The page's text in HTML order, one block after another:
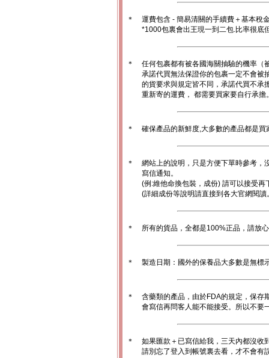
＊
運費包含 - 簡易清關的手續費＋基本稅
*1000包裏會出王現一到二包.比率很底
＊
任何包裹都有被各國海關抽驗的機率（
承諾代買無法保證你的包裹一定不會被
的貨要求與規定皆不同，承諾代買不承
重新寄的運費， 都需要買家要自行承擔
＊ 確保產品的新鮮度,大多數的產品都是
＊
網站上的說明，只是方便下單時參考，
寫信通知。
(例:維他命換包裝，成份) 請可以接受再
(詳細成份等說明請直接到各大官網閱讀
＊ 所有的貨品，全都是100%正品，請放
＊ 製造日期：國外的保養品大多數是無標
＊
含藥類的產品，由於FDA的規定，保存
會寫信再問客人能不能接受。所以不要
＊
如果匯款＋已寫信給我，三天內都沒收
請別忘了登入到帳號裏去看，才不會有